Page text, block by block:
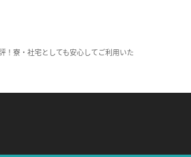
！寮・社宅としても安心してご利用いた